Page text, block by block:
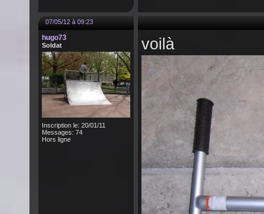
07/05/12 à 09:23
hugo73
Soldat
Inscription le: 20/01/11
Messages: 74
Hors ligne
voilà